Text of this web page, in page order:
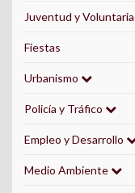
Juventud y
Fiestas
Urbanismo
Policía y Tráfico
Empleo y Desarrollo
Medio Ambiente